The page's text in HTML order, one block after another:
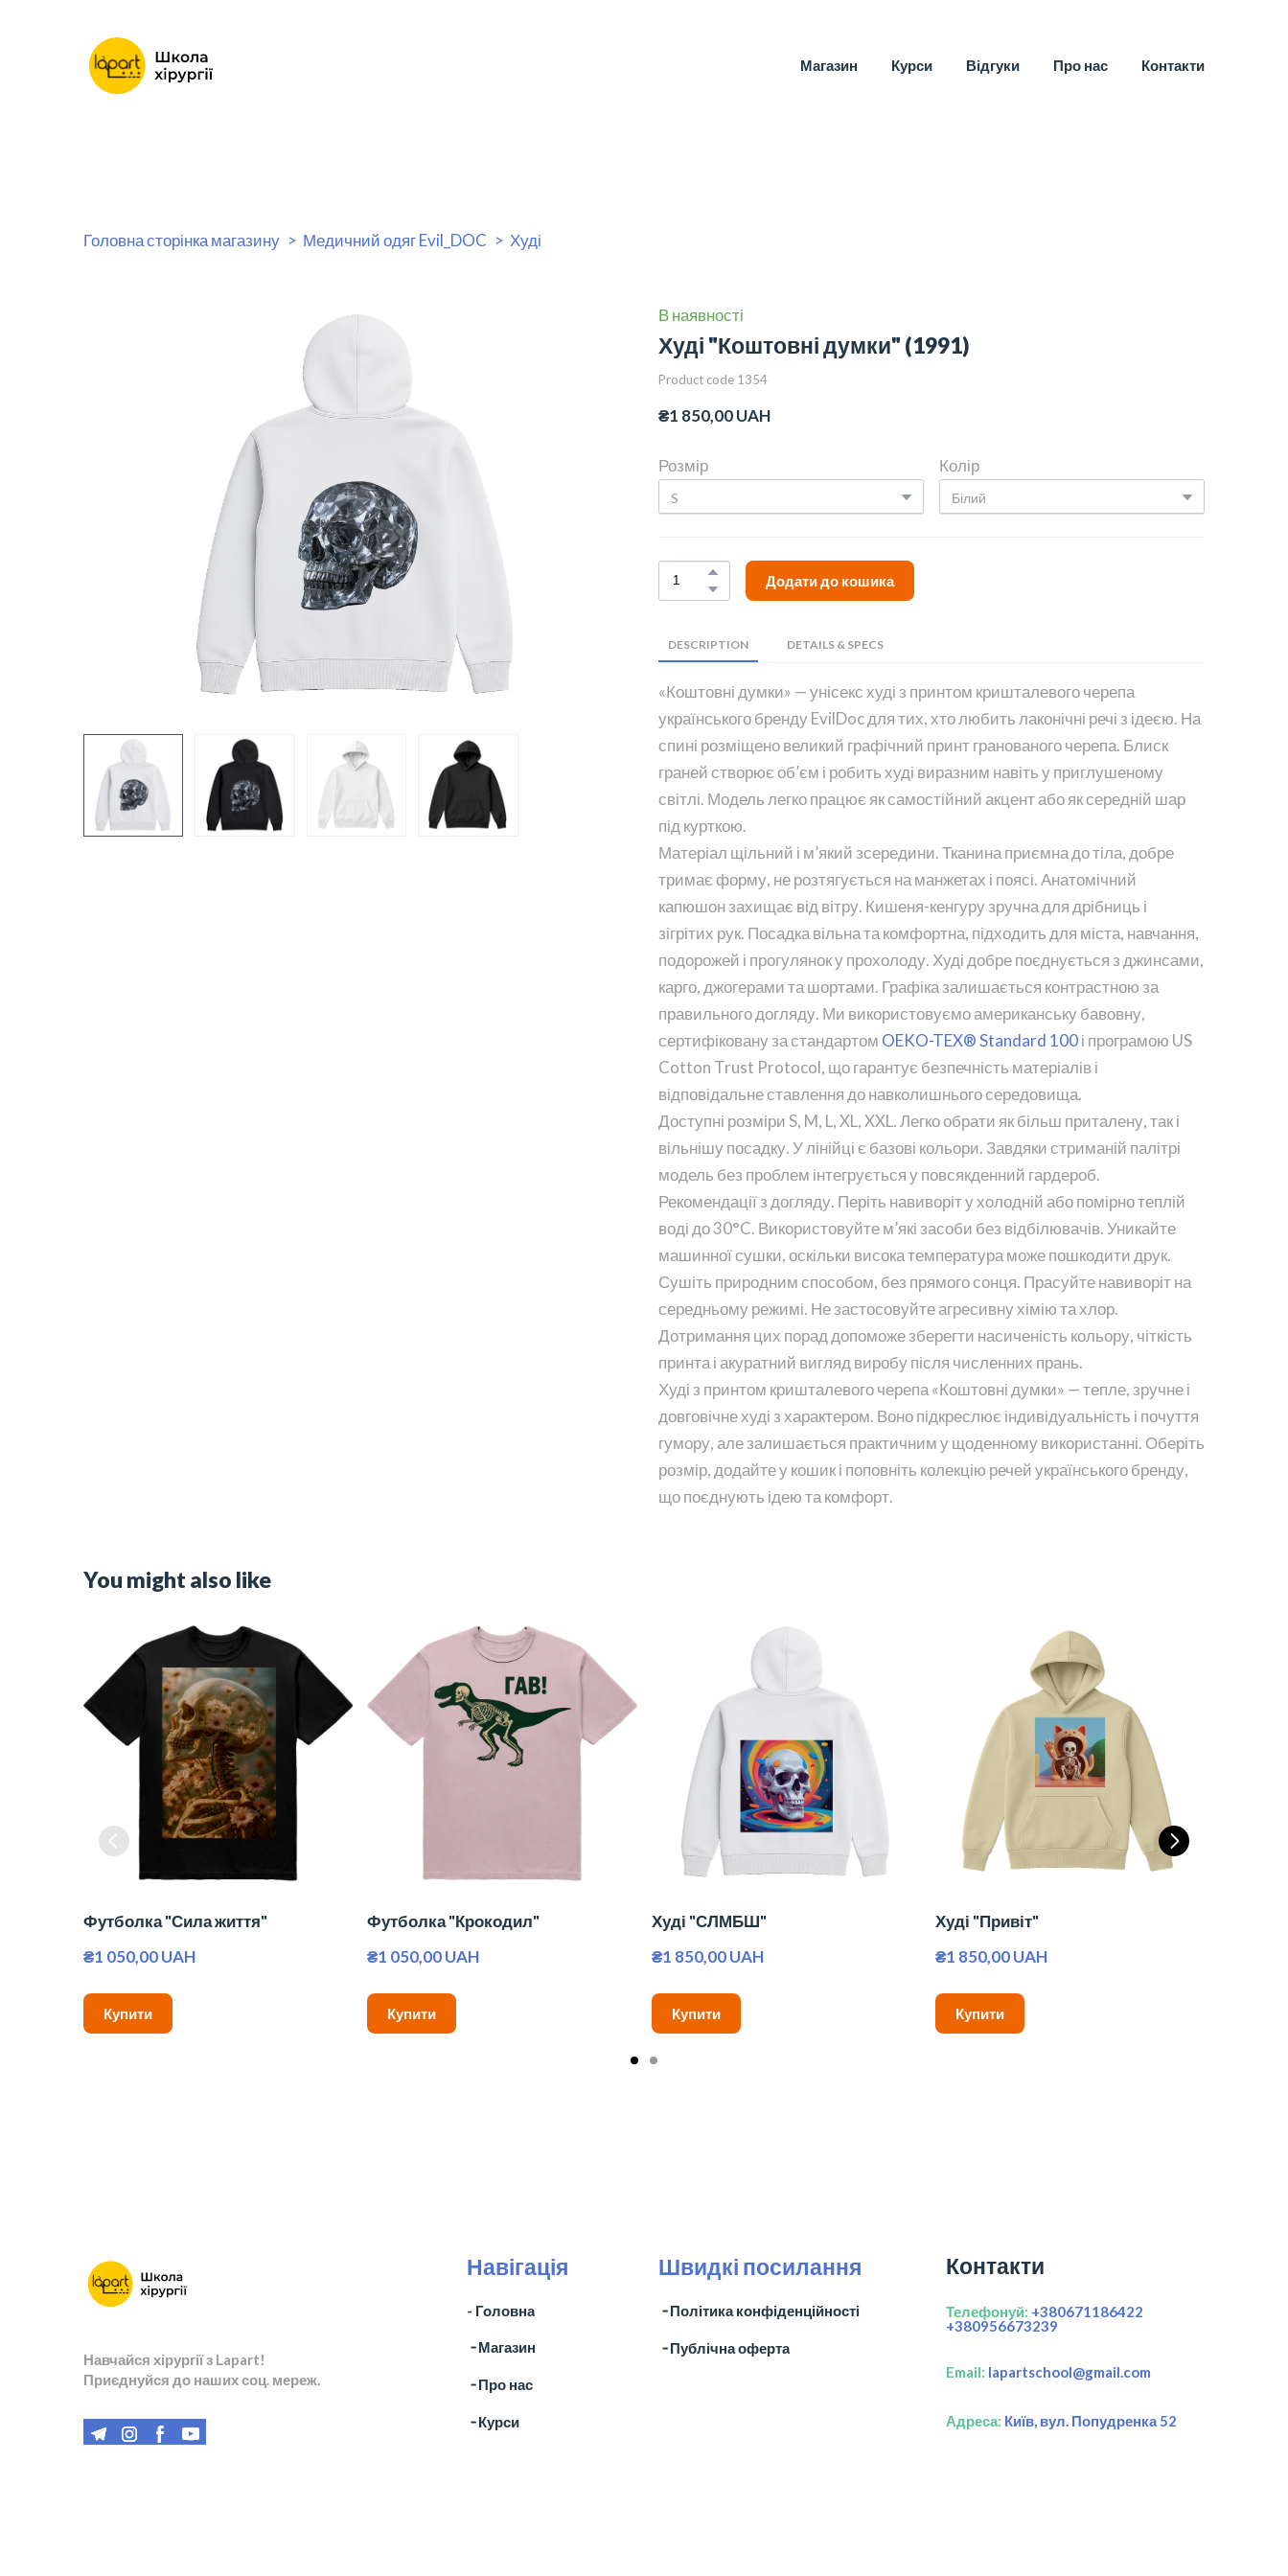
Магазин Курси Відгуки Про нас Контакти
Головна сторінка магазину Медичний одяг Evil_DOC Худі
В наявності
Худі "Коштовні думки" (1991)
Product code 1354
₴1 850,00 UAH
Розмір Колір
Додати до кошика
DESCRIPTION DETAILS & SPECS
«Коштовні думки» — унісекс худі з принтом кришталевого черепа
українського бренду EvilDoc для тих, хто любить лаконічні речі з ідеєю. На
спині розміщено великий графічний принт гранованого черепа. Блиск
граней створює об’єм і робить худі виразним навіть у приглушеному
світлі. Модель легко працює як самостійний акцент або як середній шар
під курткою.
Матеріал щільний і м’який зсередини. Тканина приємна до тіла, добре
тримає форму, не розтягується на манжетах і поясі. Анатомічний
капюшон захищає від вітру. Кишеня-кенгуру зручна для дрібниць і
зігрітих рук. Посадка вільна та комфортна, підходить для міста, навчання,
подорожей і прогулянок у прохолоду. Худі добре поєднується з джинсами,
карго, джогерами та шортами. Графіка залишається контрастною за
правильного догляду. Ми використовуємо американську бавовну,
сертифіковану за стандартом OEKO-TEX® Standard 100і програмою US
Cotton Trust Protocol, що гарантує безпечність матеріалів і
відповідальне ставлення до навколишнього середовища.
Доступні розміри S, M, L, XL, XXL. Легко обрати як більш приталену, так і
вільнішу посадку. У лінійці є базові кольори. Завдяки стриманій палітрі
модель без проблем інтегрується у повсякденний гардероб.
Рекомендації з догляду. Періть навиворіт у холодній або помірно теплій
воді до 30°C. Використовуйте м’які засоби без відбілювачів. Уникайте
машинної сушки, оскільки висока температура може пошкодити друк.
Сушіть природним способом, без прямого сонця. Прасуйте навиворіт на
середньому режимі. Не застосовуйте агресивну хімію та хлор.
Дотримання цих порад допоможе зберегти насиченість кольору, чіткість
принта і акуратний вигляд виробу після численних прань.
Худі з принтом кришталевого черепа «Коштовні думки» — тепле, зручне і
довговічне худі з характером. Воно підкреслює індивідуальність і почуття
гумору, але залишається практичним у щоденному використанні. Оберіть
розмір, додайте у кошик і поповніть колекцію речей українського бренду,
що поєднують ідею та комфорт.
You might also like
Футболка "Сила життя"
₴1 050,00 UAH
Купити
Футболка "Крокодил"
₴1 050,00 UAH
Купити
Худі "СЛМБШ"
₴1 850,00 UAH
Купити
Худі "Привіт"
₴1 850,00 UAH
Купити
Навчайся хірургії з Lapart!
Приєднуйся до наших соц. мереж.
Навігація
- Головна
╶ Магазин
╶ Про нас
╶ Курси
Швидкі посилання
╶ Політика конфіденційності
╶ Публічна оферта
Контакти
Телефонуй: +380671186422
+380956673239
Email: lapartschool@gmail.com
Адреса: Київ, вул. Попудренка 52